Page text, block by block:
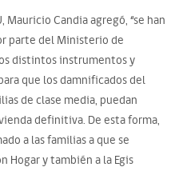
Mauricio Candia agregó, “se han
parte del Ministerio de
distintos instrumentos y
que los damnificados del
de clase media, puedan
definitiva. De esta forma,
a las familias a que se
Hogar y también a la Egis